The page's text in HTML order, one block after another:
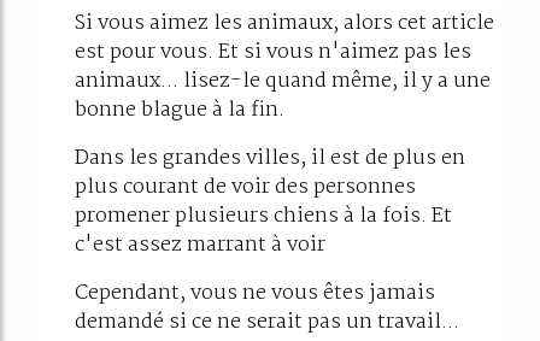
Si vous aimez les animaux, alors cet article
est pour vous. Et si vous n'aimez pas les
animaux... lisez-le quand même, il y a une
bonne blague à la fin.
Dans les grandes villes, il est de plus en
plus courant de voir des personnes
promener plusieurs chiens à la fois. Et
c'est assez marrant à voir
Cependant, vous ne vous êtes jamais
demandé si ce ne serait pas un travail...